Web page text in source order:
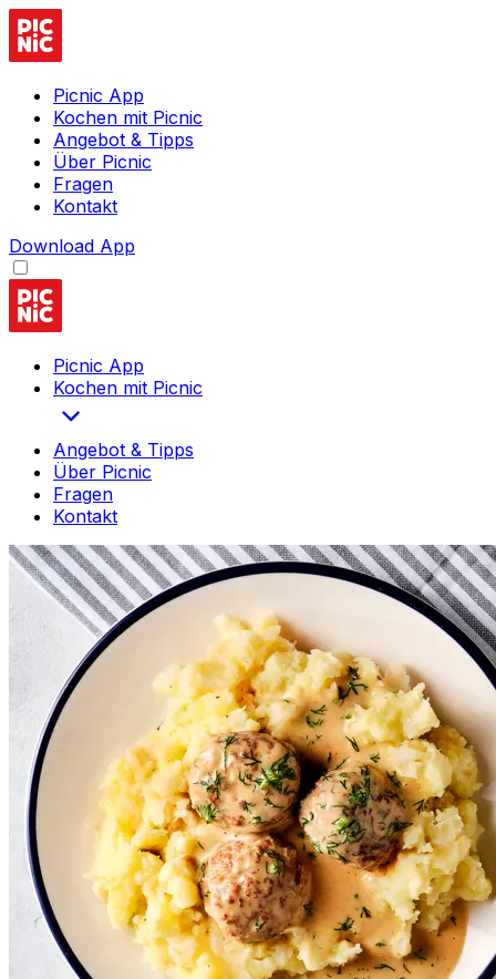
Picnic App
Kochen mit Picnic
Angebot & Tipps
Über Picnic
Fragen
Kontakt
Download App
Picnic App
Kochen mit Picnic
Angebot & Tipps
Über Picnic
Fragen
Kontakt